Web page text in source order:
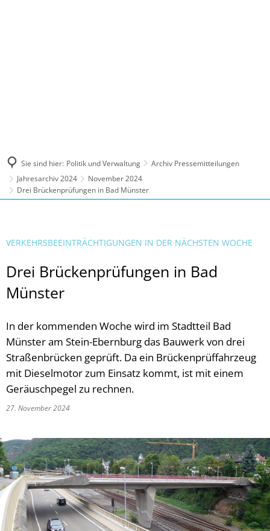
Sie sind hier: Politik und Verwaltung
Archiv Pressemitteilungen
Jahresarchiv 2024
November 2024
Drei Brückenprüfungen in Bad Münster
VERKEHRSBEEINTRÄCHTIGUNGEN IN DER NÄCHSTEN WOCHE
Drei Brückenprüfungen in Bad
Münster
In der kommenden Woche wird im Stadtteil Bad
Münster am Stein-Ebernburg das Bauwerk von drei
Straßenbrücken geprüft. Da ein Brückenprüffahrzeug
mit Dieselmotor zum Einsatz kommt, ist mit einem
Geräuschpegel zu rechnen.
27. November 2024